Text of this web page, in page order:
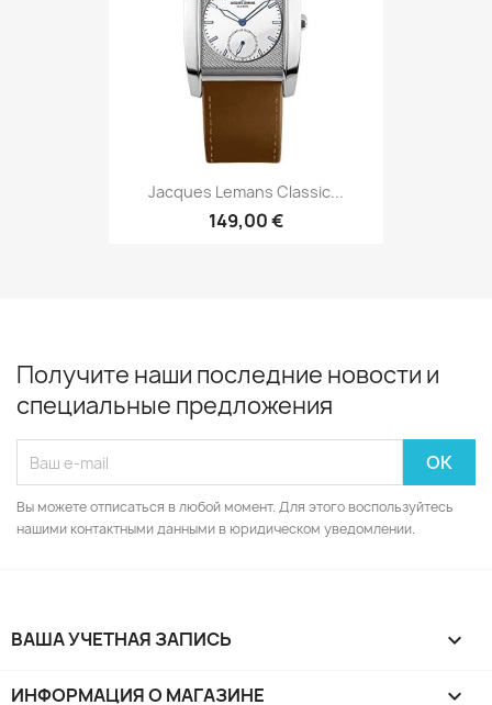
Jacques Lemans Classic...
149,00 €
Получите наши последние новости и
специальные предложения
Вы можете отписаться в любой момент. Для этого воспользуйтесь
нашими контактными данными в юридическом уведомлении.
ВАША УЧЕТНАЯ ЗАПИСЬ 
ИНФОРМАЦИЯ О МАГАЗИНЕ keyboard_arrow_down